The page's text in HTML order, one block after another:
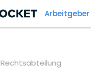
Arbeitgeber
Rechtsabteilung